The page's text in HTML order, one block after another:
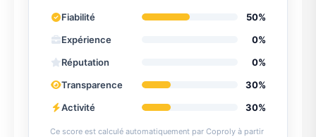
Fiabilité
50%
Expérience
0%
Réputation
0%
Transparence
30%
Activité
30%
Ce score est calculé automatiquement par Coproly à partir